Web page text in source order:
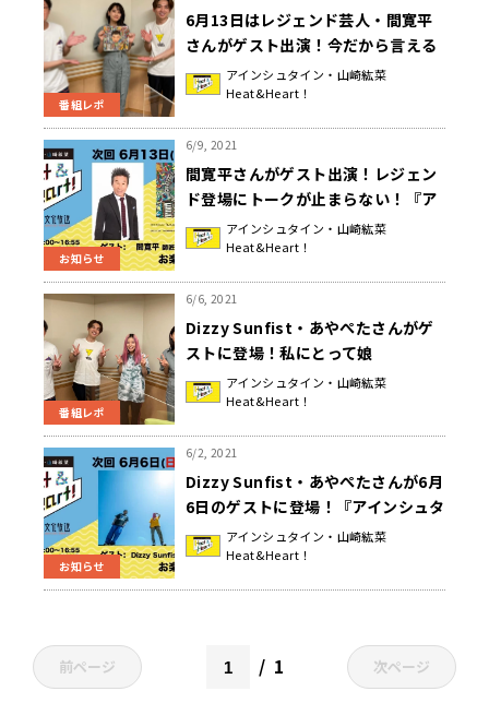
番組レポ
6月13日はレジェンド芸人・間寛平
さんがゲスト出演！今だから言える
命を賭けたアースマラソン秘話と
は・・・『アインシュタイン・山崎
アインシュタイン・山崎紘菜
Heat&Heart！
お知らせ
6/9, 2021
間寛平さんがゲスト出演！レジェン
ド登場にトークが止まらない！『ア
インシュタイン・山崎紘菜
Heat&Heart!』
アインシュタイン・山崎紘菜
Heat&Heart！
番組レポ
6/6, 2021
Dizzy Sunfist・あやぺたさんがゲ
ストに登場！私にとって娘
は”◯◯◯◯”！？『アインシュタイ
ン・山崎紘菜 Heat&Heart!』
アインシュタイン・山崎紘菜
Heat&Heart！
お知らせ
6/2, 2021
Dizzy Sunfist・あやぺたさんが6月
6日のゲストに登場！『アインシュタ
イン・山崎紘菜 Heat&Heart!』
アインシュタイン・山崎紘菜
Heat&Heart！
前ページ 1 次ページ